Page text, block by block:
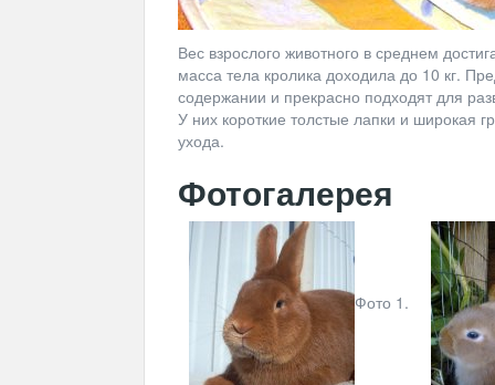
Вес взрослого животного в среднем
масса тела кролика доходила до 10 кг.
содержании и прекрасно подходят для
У них короткие толстые лапки и широкая
ухода.
Фотогалерея
Фото 1.